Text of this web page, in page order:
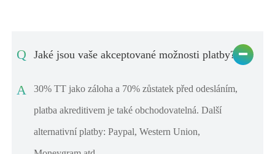
Q Jaké jsou vaše akceptované možnosti platby?
A 30% TT jako záloha a 70% zůstatek před odesláním,
platba akreditivem je také obchodovatelná. Další
alternativní platby: Paypal, Western Union,